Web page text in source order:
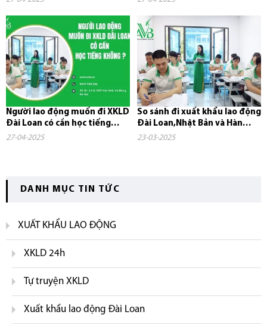
Người lao động muốn đi XKLD
Đài Loan có cần học tiếng
không?
27-04-2025
So sánh đi xuất khẩu lao động
Đài Loan,Nhật Bản và Hàn
Quốc
23-03-2025
DANH MỤC TIN TỨC
XUẤT KHẨU LAO ĐỘNG
XKLD 24h
Tự truyện XKLD
Xuất khẩu lao động Đài Loan